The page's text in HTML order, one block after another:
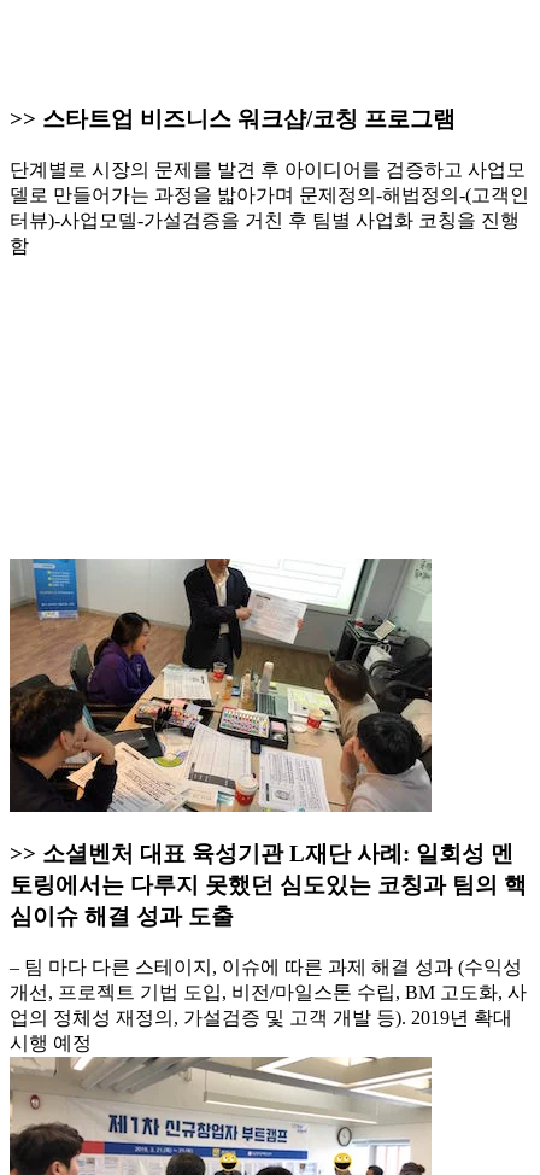
>> 스타트업 비즈니스 워크샵/코칭 프로그램
단계별로 시장의 문제를 발견 후 아이디어를 검증하고 사업모
델로 만들어가는 과정을 밟아가며 문제정의-해법정의-(고객인
터뷰)-사업모델-가설검증을 거친 후 팀별 사업화 코칭을 진행
함
>> 소셜벤처 대표 육성기관 L재단 사례: 일회성 멘
토링에서는 다루지 못했던 심도있는 코칭과 팀의 핵
심이슈 해결 성과 도출
– 팀 마다 다른 스테이지, 이슈에 따른 과제 해결 성과 (수익성
개선, 프로젝트 기법 도입, 비전/마일스톤 수립, BM 고도화, 사
업의 정체성 재정의, 가설검증 및 고객 개발 등). 2019년 확대
시행 예정